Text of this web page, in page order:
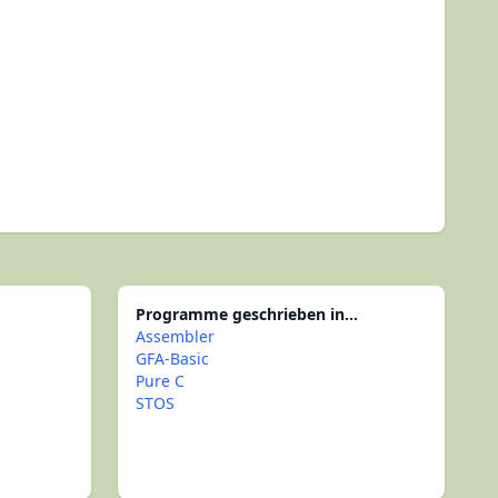
Programme geschrieben in...
Assembler
GFA-Basic
Pure C
STOS